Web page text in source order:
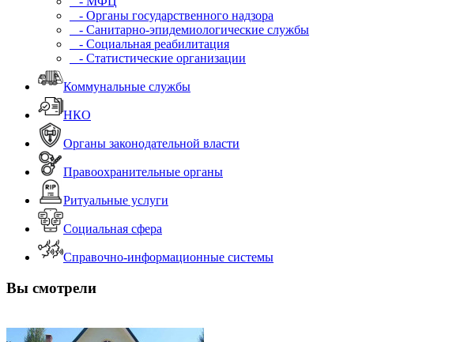
- Органы государственного надзора
- Санитарно-эпидемиологические службы
- Социальная реабилитация
- Статистические организации
Коммунальные службы
НКО
Органы законодательной власти
Правоохранительные органы
Ритуальные услуги
Социальная сфера
Справочно-информационные системы
Вы смотрели